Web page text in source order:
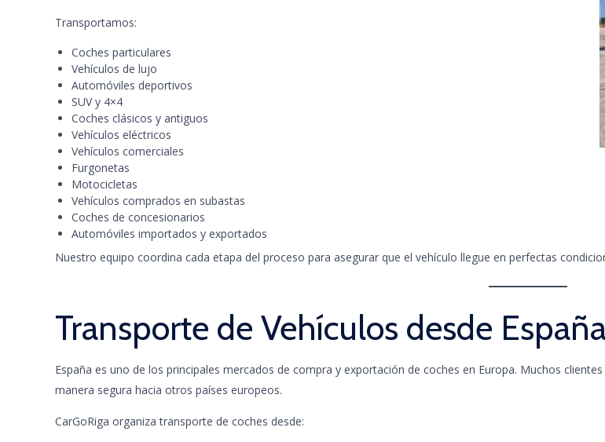
Transportamos:
Coches particulares
Vehículos de lujo
Automóviles deportivos
SUV y 4×4
Coches clásicos y antiguos
Vehículos eléctricos
Vehículos comerciales
Furgonetas
Motocicletas
Vehículos comprados en subastas
Coches de concesionarios
Automóviles importados y exportados
Nuestro equipo coordina cada etapa del proceso para asegurar que el vehículo llegue en perfectas
Transporte de Vehículos desde
España es uno de los principales mercados de compra y exportación de coches en Europa. Muchos
manera segura hacia otros países europeos.
CarGoRiga organiza transporte de coches desde: